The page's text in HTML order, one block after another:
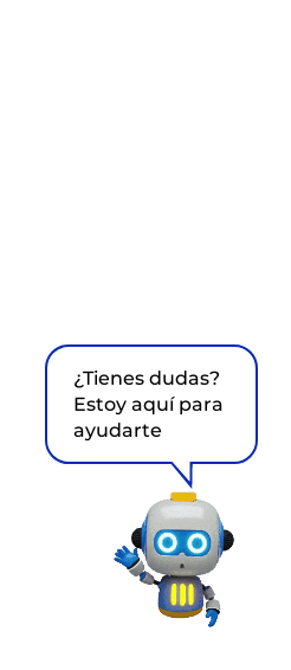
¿Tienes dudas?
Estoy aquí para
ayudarte